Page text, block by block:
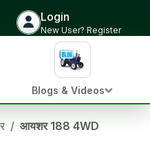
Login
New User? Register
Blogs & Videos
/ आयशर 188 4WD
ट्रैक्टर की कीमत जांचें